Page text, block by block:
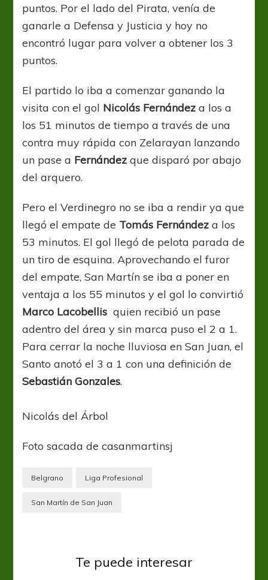
puntos. Por el lado del Pirata, venía de
ganarle a Defensa y Justicia y hoy no
encontró lugar para volver a obtener los 3
puntos.
El partido lo iba a comenzar ganando la
visita con el gol Nicolás Fernándeza los a
los 51 minutos de tiempo a través de una
contra muy rápida con Zelarayan lanzando
un pase a Fernández que disparó por abajo
del arquero.
Pero el Verdinegro no se iba a rendir ya que
llegó el empate de Tomás Fernándeza los
53 minutos. El gol llegó de pelota parada de
un tiro de esquina. Aprovechando el furor
del empate, San Martín se iba a poner en
ventaja a los 55 minutos y el gol lo convirtió
Marco Lacobellis quien recibió un pase
adentro del área y sin marca puso el 2 a 1.
Para cerrar la noche lluviosa en San Juan, el
Santo anotó el 3 a 1 con una definición de
Sebastián Gonzales.
Nicolás del Árbol
Foto sacada de casanmartinsj
Belgrano Liga Profesional
San Martín de San Juan
Te puede interesar